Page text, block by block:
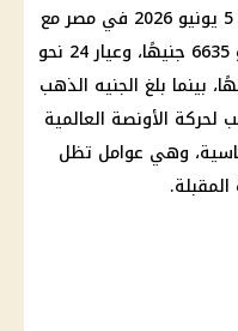
الجمعة 5 يونيو 2026 في مصر مع
نحو 6635 جنيهًا، وعيار 24 نحو
الجنيه الذهب
لحركة الأونصة العالمية
وهي عوامل تظل